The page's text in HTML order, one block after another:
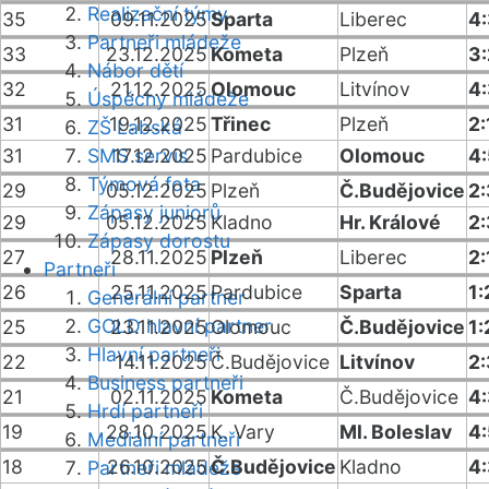
Realizační týmy
Partneři mládeže
Nábor dětí
Úspěchy mládeže
ZŠ Labská
SMS servis
Týmová fota
Zápasy juniorů
Zápasy dorostu
Partneři
Generální partner
GOLD hlavní partner
Hlavní partneři
Business partneři
Hrdí partneři
Mediální partneři
Partneři mládeže
35
09.11.2025Sparta Liberec
33
23.12.2025Kometa Plzeň
32
21.12.2025 Olomouc Litvínov
31
19.12.2025Třinec Plzeň
31
17.12.2025 Pardubice Olomouc
29
05.12.2025 Plzeň Č.Budějovice
29
05.12.2025Kladno Hr. Králové
27
28.11.2025 Plzeň Liberec
26
25.11.2025Pardubice Sparta
25
23.11.2025Olomouc Č.Budějovice
22
14.11.2025Č.Budějovice Litvínov
21
02.11.2025Kometa Č.Budějovice
19
28.10.2025K. Vary Ml. Boleslav
18
26.10.2025Č.Budějovice Kladno